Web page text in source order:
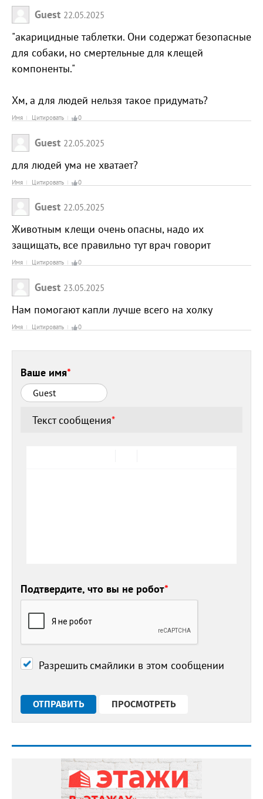
Guest 22.05.2025
"акарицидные таблетки. Они содержат безопасные
для собаки, но смертельные для клещей
компоненты."
Хм, а для людей нельзя такое придумать?
Имя Цитировать 0
Guest 22.05.2025
для людей ума не хватает?
Имя Цитировать 0
Guest 22.05.2025
Животным клещи очень опасны, надо их
защищать, все правильно тут врач говорит
Имя Цитировать 0
Guest 23.05.2025
Нам помогают капли лучше всего на холку
Имя Цитировать 0
Ваше имя*
Текст сообщения*
Подтвердите, что вы не робот*
Разрешить смайлики в этом сообщении